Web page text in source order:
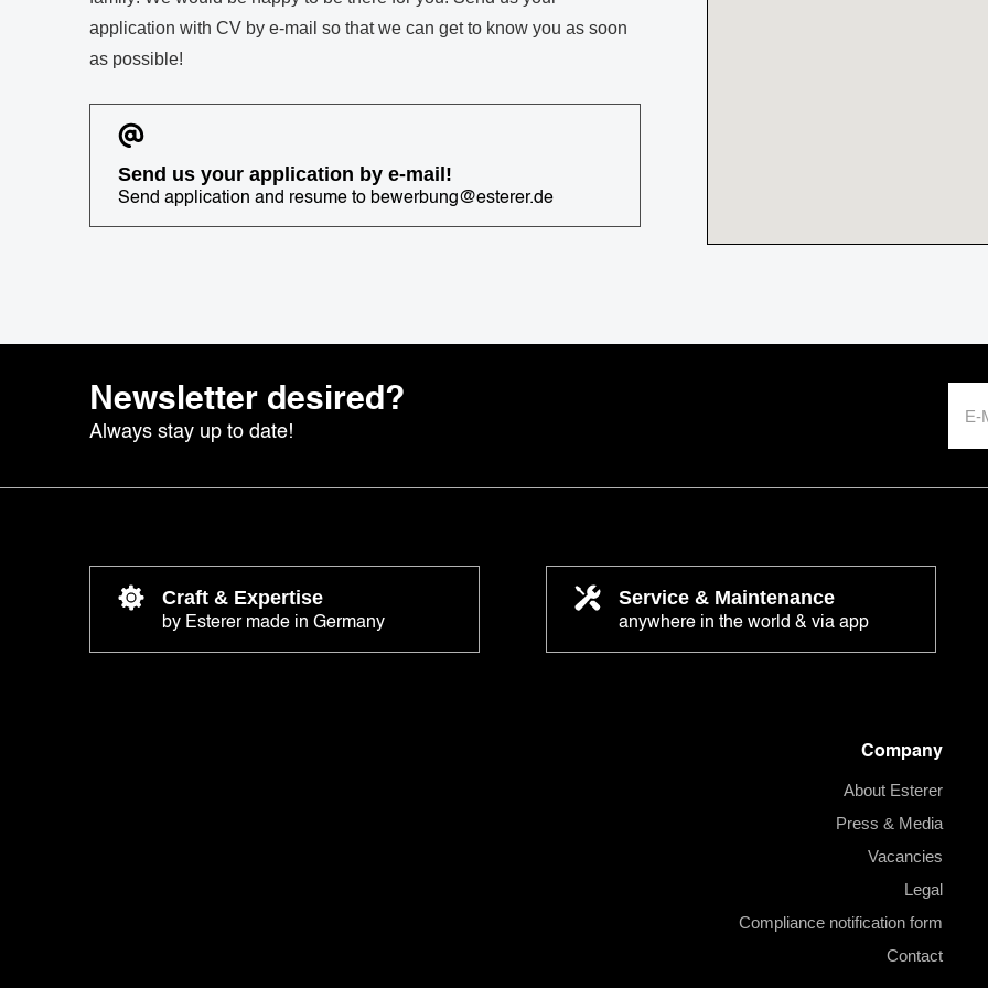
application with CV by e-mail so that we can get to know you as soon
as possible!
Send us your application by e-mail!
Send application and resume to bewerbung@esterer.de
Newsletter desired?
Always stay up to date!
Craft & Expertise
by Esterer made in Germany
Service & Maintenance
anywhere in the world & via app
Company
About Esterer
Press & Media
Vacancies
Legal
Compliance notification form
Contact